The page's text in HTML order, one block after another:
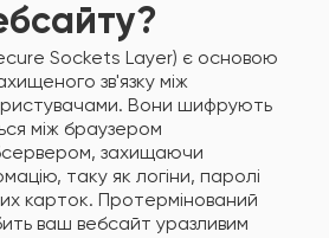
Sockets Layer) є основою
зв'язку між
Вони шифрують
між браузером
захищаючи
таку як логіни, паролі
карток. Протермінований
ваш вебсайт уразливим